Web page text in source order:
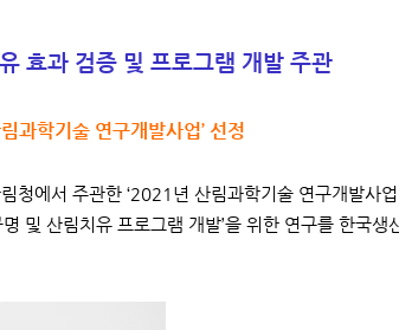
효과 검증 및 프로그램 개발 주관
과학기술 연구개발사업’ 선정
청에서 주관한 ‘2021년 산림과학기술 연구개발사
및 산림치유 프로그램 개발’을 위한 연구를 한국